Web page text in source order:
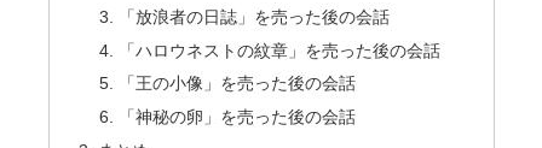
「放浪者の日誌」を売った後の会話
「ハロウネストの紋章」を売った後の会話
「王の小像」を売った後の会話
「神秘の卵」を売った後の会話